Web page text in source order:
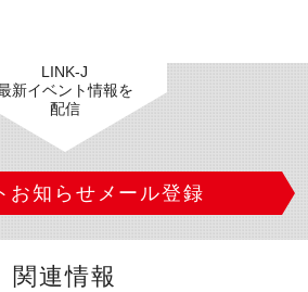
LINK-J
新イベント情報を
配信
お知らせメール登録
関連情報